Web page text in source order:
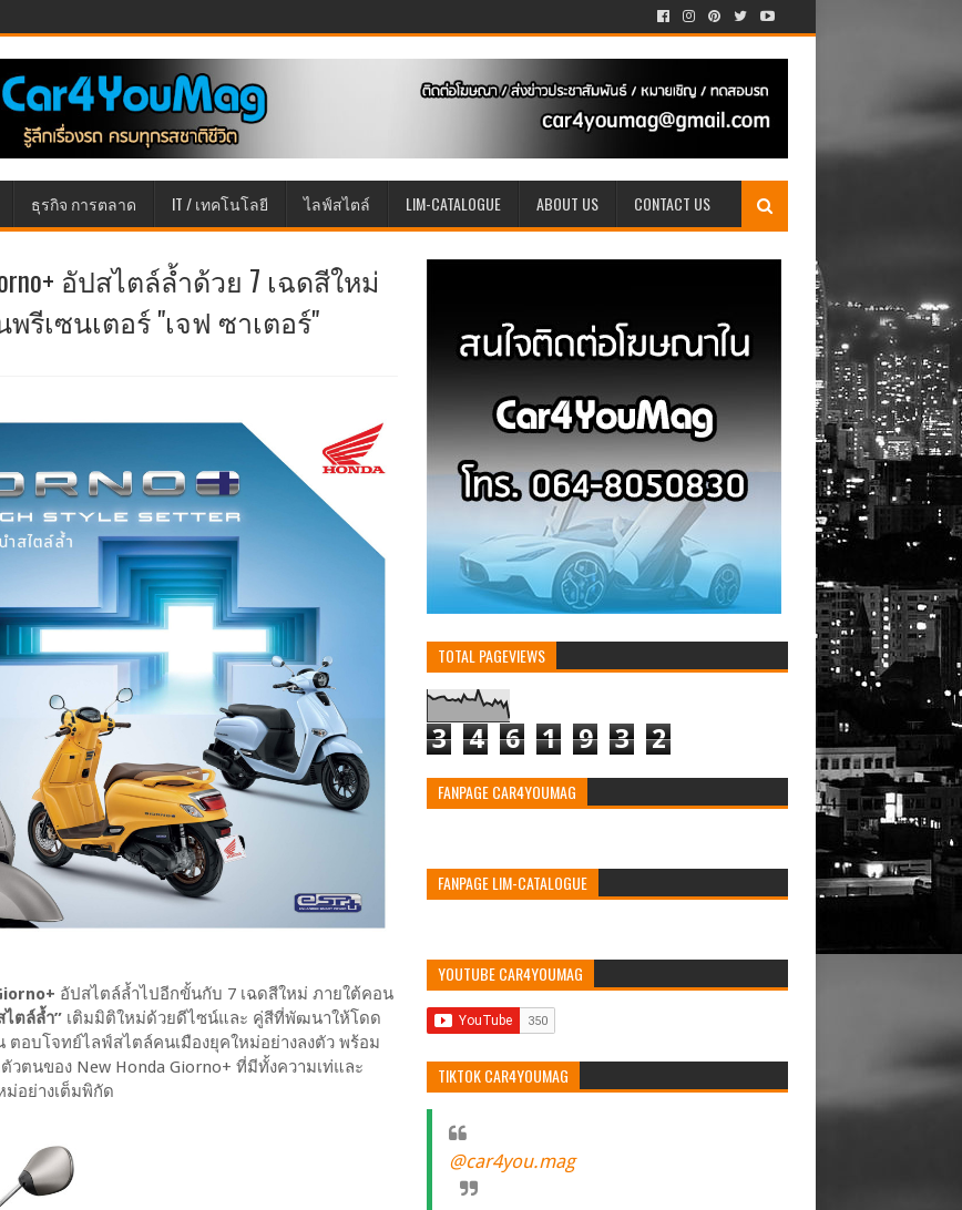
ธุรกิจ การตลาด IT / เทคโนโลยี ไลฟ์สไตล์ LIM-CATALOGUE ABOUT US CONTACT US
อัปสไตล์ล้ำด้วย 7 เฉดสีใหม่
พรีเซนเตอร์ "เจฟ ซาเตอร์"
อัปสไตล์ล้ำไปอีกขั้นกับ 7 เฉดสีใหม่ ภายใต้คอน
ตล์ล้ำ” เติมมิติใหม่ด้วยดีไซน์และ คู่สีที่พัฒนาให้โดด
อบโจทย์ไลฟ์สไตล์คนเมืองยุคใหม่อย่างลงตัว พร้อม
ตนของ New Honda Giorno+ ที่มีทั้งความเท่และ
อย่างเต็มพิกัด
TOTAL PAGEVIEWS
3 4 6 1 9 3 2
FANPAGE CAR4YOUMAG
FANPAGE LIM-CATALOGUE
YOUTUBE CAR4YOUMAG
TIKTOK CAR4YOUMAG
@car4you.mag